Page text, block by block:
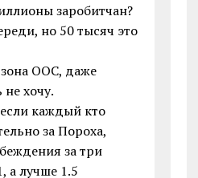
заробитчан?
но 50 тысяч это
ООС, даже
хочу.
каждый кто
за Пороха,
за три
а лучше 1.5